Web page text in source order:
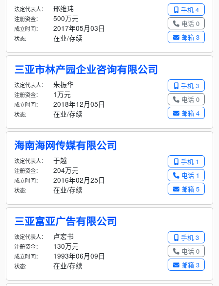
手机 4
电话 0
邮箱 3
法定代表人： 邢维玮
注册资金： 500万元
成立时间： 2017年05月03日
状态: 在业/存续
三亚市林产园企业咨询有限公司
手机 3
电话 0
邮箱 4
法定代表人： 朱振华
注册资金： 1万元
成立时间： 2018年12月05日
状态: 在业/存续
海南海网传媒有限公司
手机 1
电话 1
邮箱 5
法定代表人： 于越
注册资金： 204万元
成立时间： 2016年02月25日
状态: 在业/存续
三亚富亚广告有限公司
手机 3
电话 0
邮箱 3
法定代表人： 卢宏书
注册资金： 130万元
成立时间： 1993年06月09日
状态: 在业/存续